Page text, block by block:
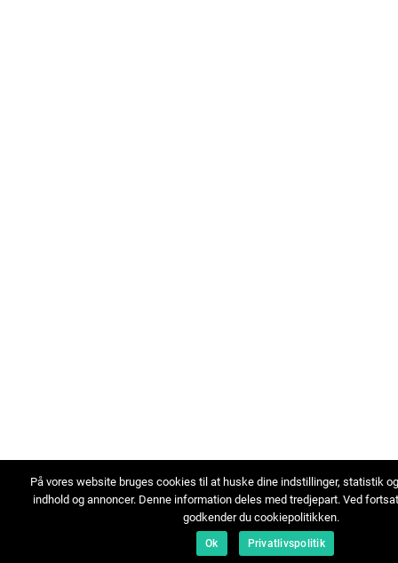
På vores website bruges cookies til at huske dine indstillinger, statistik
indhold og annoncer. Denne information deles med tredjepart. Ved
godkender du cookiepolitikken.
Ok Privatlivspolitik